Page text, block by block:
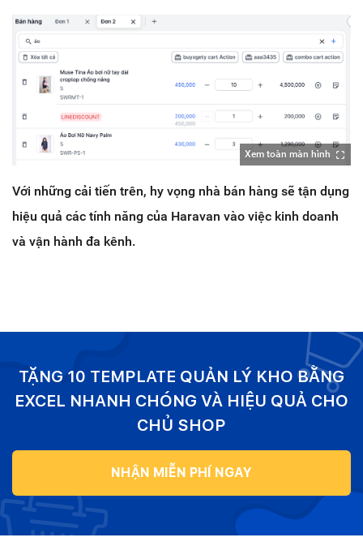
Xem toàn màn hình
Với những cải tiến trên, hy vọng nhà bán hàng sẽ tận dụng
hiệu quả các tính năng của Haravan vào việc kinh doanh
và vận hành đa kênh.
TẶNG 10 TEMPLATE QUẢN LÝ KHO BẰNG
EXCEL NHANH CHÓNG VÀ HIỆU QUẢ CHO
CHỦ SHOP
NHẬN MIỄN PHÍ NGAY